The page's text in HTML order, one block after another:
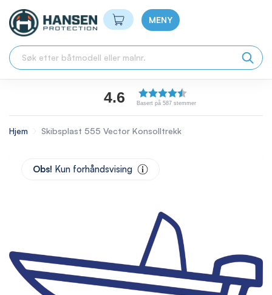
Min handlekurv
MENY
4.6 Basert på 587 stemmer
Hjem Skibsplast 555 Vector Konsolltrekk
Obs! Kun forhåndsvising